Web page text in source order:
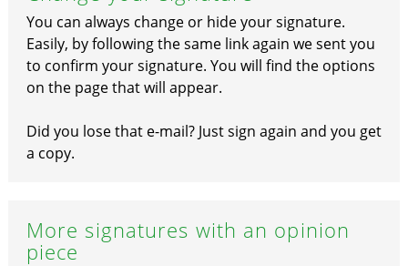
You can always change or hide your signature.
Easily, by following the same link again we sent you
to confirm your signature. You will find the options
on the page that will appear.
Did you lose that e-mail? Just sign again and you get
a copy.
More signatures with an opinion
piece